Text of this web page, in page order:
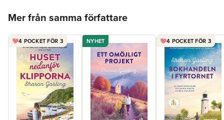
Mer från samma författare
4 POCKET FÖR 3 NYHET 4 POCKET FÖR 3